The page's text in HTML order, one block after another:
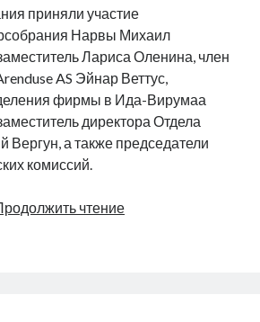
приняли участие
Нарвы Михаил
Лариса Оленина, член
AS Эйнар Веттус,
фирмы в Ида-Вирумаа
директора Отдела
Вергун, а также председатели
комиссий.
чтениеНарва